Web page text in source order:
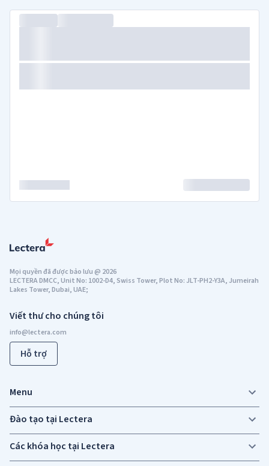
Viết thư cho chúng tôi
Hỗ trợ
Mọi quyền đã được bảo lưu@ 2026
LECTERA DMCC, Unit No: 1002-D4, Swiss Tower, Plot No: JLT-PH2-Y3A, Jumeirah
Lakes Tower, Dubai, UAE;
Menu
Đào tạo tại Lectera
Các khóa học tại Lectera